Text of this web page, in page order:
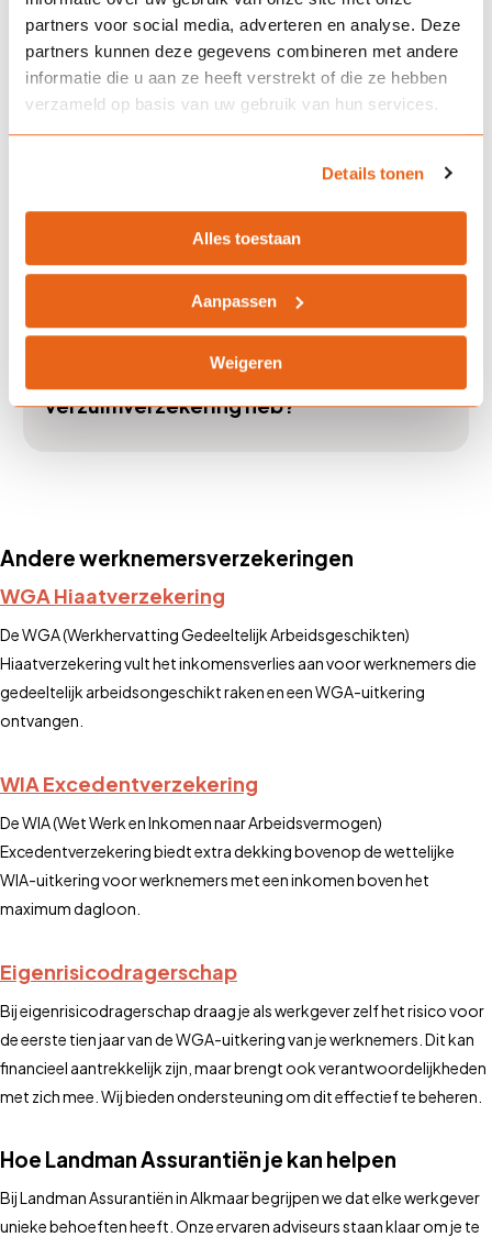
partners voor social media, adverteren en analyse. Deze
partners kunnen deze gegevens combineren met andere
informatie die u aan ze heeft verstrekt of die ze hebben
verzameld op basis van uw gebruik van hun services.
Details tonen
Alles toestaan
Aanpassen
Weigeren
Wat gebeurt er na de
eigenrisicoperiode?
Biedt Landman Assurantiën ook
Hoe bereken ik mijn premie?
Wat gebeurt er als ik geen
verzuimverzekering heb?
Andere werknemersverzekeringen
WGA Hiaatverzekering
De WGA (Werkhervatting Gedeeltelijk Arbeidsgeschikten)
Hiaatverzekering vult het inkomensverlies aan voor werknemers die
gedeeltelijk arbeidsongeschikt raken en een WGA-uitkering
ontvangen.
WIA Excedentverzekering
De WIA (Wet Werk en Inkomen naar Arbeidsvermogen)
Excedentverzekering biedt extra dekking bovenop de wettelijke
WIA-uitkering voor werknemers met een inkomen boven het
maximum dagloon.
Eigenrisicodragerschap
Bij eigenrisicodragerschap draag je als werkgever zelf het risico voor
de eerste tien jaar van de WGA-uitkering van je werknemers. Dit kan
financieel aantrekkelijk zijn, maar brengt ook verantwoordelijkheden
met zich mee. Wij bieden ondersteuning om dit effectief te beheren.
Hoe Landman Assurantiën je kan helpen
Bij Landman Assurantiën in Alkmaar begrijpen we dat elke werkgever
unieke behoeften heeft. Onze ervaren adviseurs staan klaar om je te